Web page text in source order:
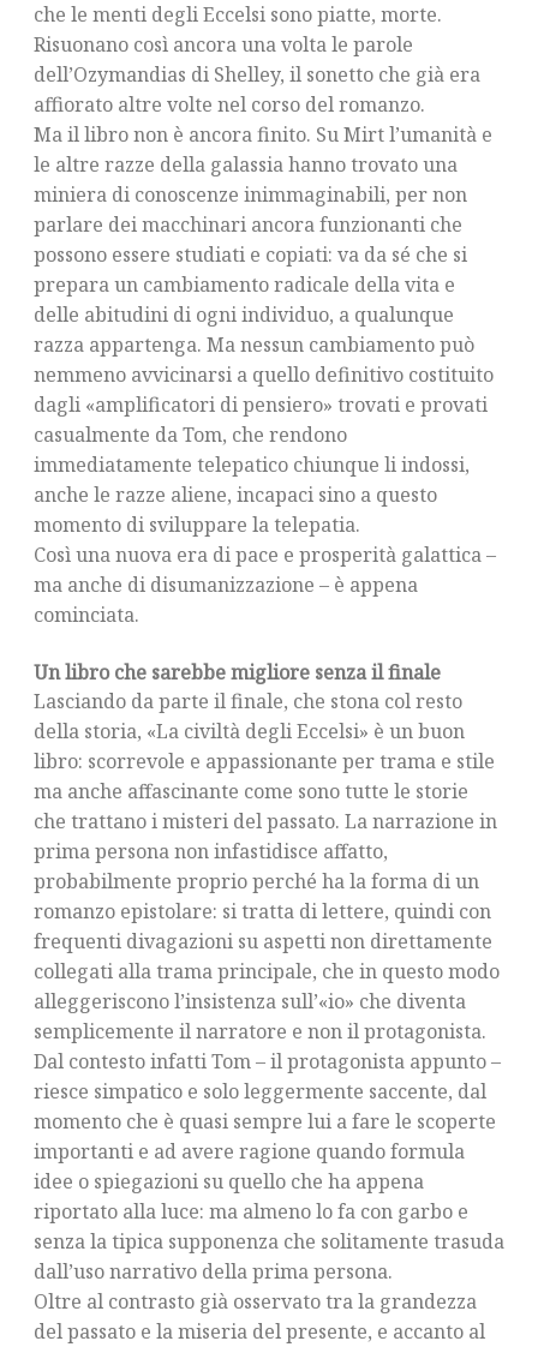
che le menti degli Eccelsi sono piatte, morte.
Risuonano così ancora una volta le parole
dell’Ozymandias di Shelley, il sonetto che già era
affiorato altre volte nel corso del romanzo.
Ma il libro non è ancora finito. Su Mirt l’umanità e
le altre razze della galassia hanno trovato una
miniera di conoscenze inimmaginabili, per non
parlare dei macchinari ancora funzionanti che
possono essere studiati e copiati: va da sé che si
prepara un cambiamento radicale della vita e
delle abitudini di ogni individuo, a qualunque
razza appartenga. Ma nessun cambiamento può
nemmeno avvicinarsi a quello definitivo costituito
dagli «amplificatori di pensiero» trovati e provati
casualmente da Tom, che rendono
immediatamente telepatico chiunque li indossi,
anche le razze aliene, incapaci sino a questo
momento di sviluppare la telepatia.
Così una nuova era di pace e prosperità galattica –
ma anche di disumanizzazione – è appena
cominciata.
Un libro che sarebbe migliore senza il finale
Lasciando da parte il finale, che stona col resto
della storia, «La civiltà degli Eccelsi» è un buon
libro: scorrevole e appassionante per trama e stile
ma anche affascinante come sono tutte le storie
che trattano i misteri del passato. La narrazione in
prima persona non infastidisce affatto,
probabilmente proprio perché ha la forma di un
romanzo epistolare: si tratta di lettere, quindi con
frequenti divagazioni su aspetti non direttamente
collegati alla trama principale, che in questo modo
alleggeriscono l’insistenza sull’«io» che diventa
semplicemente il narratore e non il protagonista.
Dal contesto infatti Tom – il protagonista appunto –
riesce simpatico e solo leggermente saccente, dal
momento che è quasi sempre lui a fare le scoperte
importanti e ad avere ragione quando formula
idee o spiegazioni su quello che ha appena
riportato alla luce: ma almeno lo fa con garbo e
senza la tipica supponenza che solitamente trasuda
dall’uso narrativo della prima persona.
Oltre al contrasto già osservato tra la grandezza
del passato e la miseria del presente, e accanto al